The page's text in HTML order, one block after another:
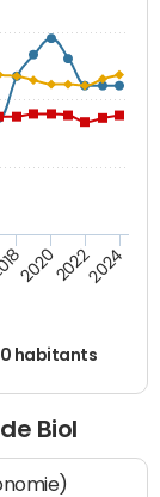
habitants
202020222024
Biol